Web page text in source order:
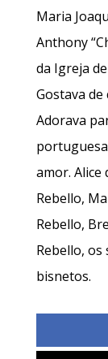
Maria
Anthony
da Igreja
Gostava
Adorava
amor. Alice
Rebello,
Rebello,
Rebello, os
bisnetos.